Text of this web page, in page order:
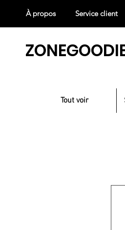
À propos Service client
Tout voir